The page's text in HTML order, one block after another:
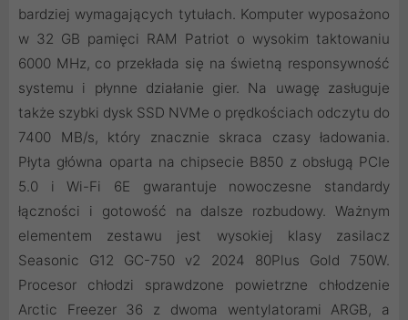
bardziej wymagających tytułach. Komputer wyposażono
w 32 GB pamięci RAM Patriot o wysokim taktowaniu
6000 MHz, co przekłada się na świetną responsywność
systemu i płynne działanie gier. Na uwagę zasługuje
także szybki dysk SSD NVMe o prędkościach odczytu do
7400 MB/s, który znacznie skraca czasy ładowania.
Płyta główna oparta na chipsecie B850 z obsługą PCIe
5.0 i Wi-Fi 6E gwarantuje nowoczesne standardy
łączności i gotowość na dalsze rozbudowy. Ważnym
elementem zestawu jest wysokiej klasy zasilacz
Seasonic G12 GC-750 v2 2024 80Plus Gold 750W.
Procesor chłodzi sprawdzone powietrzne chłodzenie
Arctic Freezer 36 z dwoma wentylatorami ARGB, a